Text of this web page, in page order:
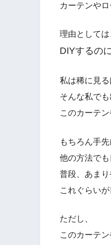
カーテンや
理由としては
DIYするの
私は稀に見る
そんな私でも
このカーテ
もちろん手
他の方法でも
普段、あまり
これぐらい
ただし、
このカーテ